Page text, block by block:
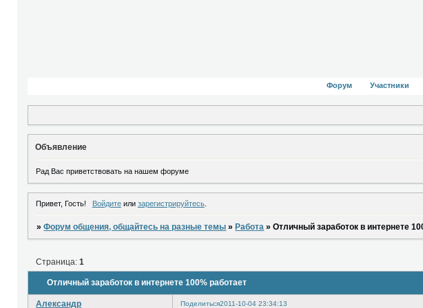
Форум Участники
Объявление
Рад Вас приветствовать на нашем форуме
Привет, Гость! Войдитеили зарегистрируйтесь.
»Форум общения, общайтесь на разные темы »Работа »Отличный заработок в интернете
Отличный заработок в интернете 100% работает
Страница:1
Поделиться2011-10-04 23:34:13
Александр